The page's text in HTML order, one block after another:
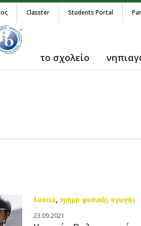
Classter Students Portal
το σχολείο
λύκειο, τμήμα φυσικής αγωγής
23.09.2021